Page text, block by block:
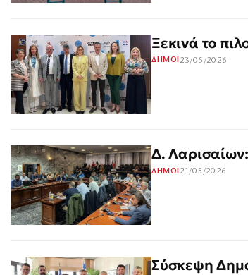
Ξεκινά το
ΔΗΜΟΙ23/05/2026
Δ.
ΔΗΜΟΙ 21/05/2026
Σύσκεψη